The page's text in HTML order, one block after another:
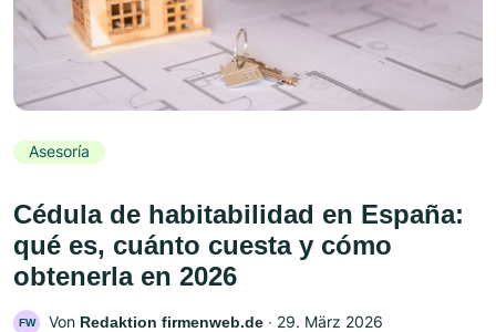
Asesoría
Cédula de habitabilidad en España:
qué es, cuánto cuesta y cómo
obtenerla en 2026
FW Von Redaktion firmenweb.de ‧ 29. März 2026